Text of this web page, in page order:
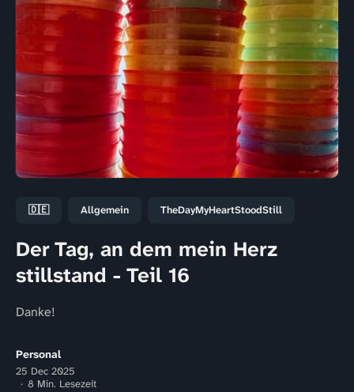
🇩🇪 Allgemein TheDayMyHeartStoodStill
Der Tag, an dem mein Herz
stillstand - Teil 16
Danke!
Personal
25 Dec 2025
8 Min. Lesezeit